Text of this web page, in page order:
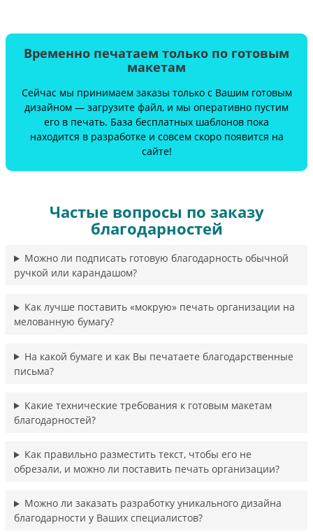
Временно печатаем только по готовым
макетам
Сейчас мы принимаем заказы только с Вашим готовым
дизайном — загрузите файл, и мы оперативно пустим
его в печать. База бесплатных шаблонов пока
находится в разработке и совсем скоро появится на
сайте!
Частые вопросы по заказу
благодарностей
Можно ли подписать готовую благодарность обычной
ручкой или карандашом?
Как лучше поставить «мокрую» печать организации на
мелованную бумагу?
На какой бумаге и как Вы печатаете благодарственные
письма?
Какие технические требования к готовым макетам
благодарностей?
Как правильно разместить текст, чтобы его не
обрезали, и можно ли поставить печать организации?
Можно ли заказать разработку уникального дизайна
благодарности у Ваших специалистов?